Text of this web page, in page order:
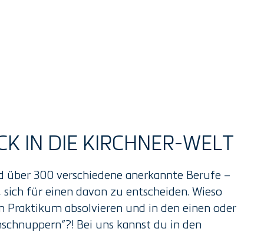
IN DIE KIRCHNER-WELT
über 300 verschiedene anerkannte Berufe –
für einen davon zu entscheiden. Wieso
Praktikum absolvieren und in den einen oder
Bei uns kannst du in den